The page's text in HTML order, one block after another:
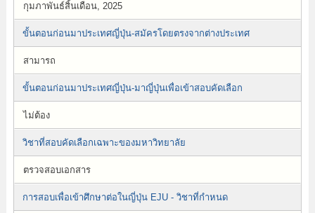
กุมภาพันธ์สิ้นเดือน, 2025
ขั้นตอนก่อนมาประเทศญี่ปุ่น-สมัครโดยตรงจากต่างประเทศ
สามารถ
ขั้นตอนก่อนมาประเทศญี่ปุ่น-มาญี่ปุ่นเพื่อเข้าสอบคัดเลือก
ไม่ต้อง
วิชาที่สอบคัดเลือกเฉพาะของมหาวิทยาลัย
ตรวจสอบเอกสาร
การสอบเพื่อเข้าศึกษาต่อในญี่ปุ่น EJU - วิชาที่กำหนด